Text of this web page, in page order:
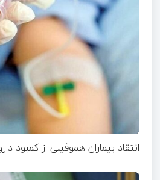
انتقاد بیماران هموفیلی از کمبود